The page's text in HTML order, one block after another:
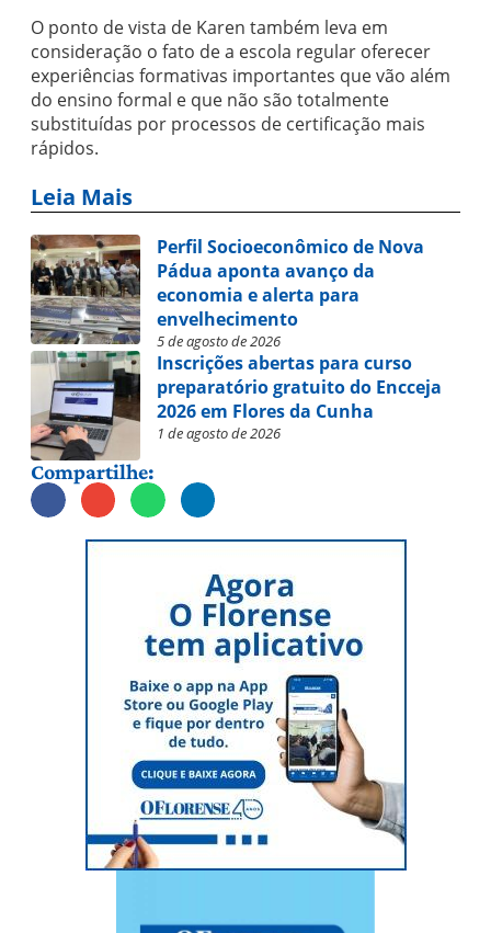
O ponto de vista de Karen também leva em
consideração o fato de a escola regular oferecer
experiências formativas importantes que vão além
do ensino formal e que não são totalmente
substituídas por processos de certificação mais
rápidos.
Leia Mais
Perfil Socioeconômico de Nova
Pádua aponta avanço da
economia e alerta para
envelhecimento
5 de agosto de 2026
Inscrições abertas para curso
preparatório gratuito do Encceja
2026 em Flores da Cunha
1 de agosto de 2026
Compartilhe: